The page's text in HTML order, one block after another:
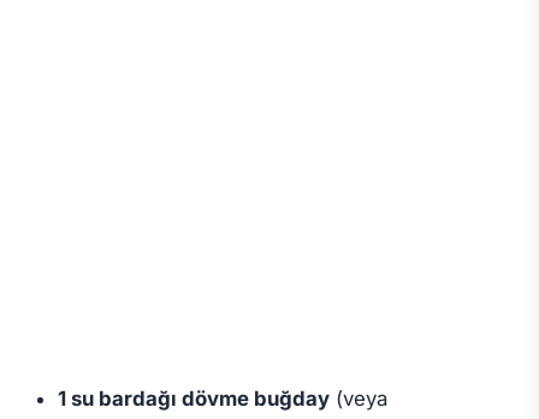
1 su bardağı dövme buğday(veya